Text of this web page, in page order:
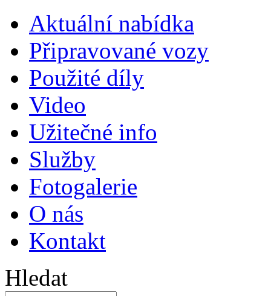
Aktuální nabídka
Připravované vozy
Použité díly
Video
Užitečné info
Služby
Fotogalerie
O nás
Kontakt
Hledat